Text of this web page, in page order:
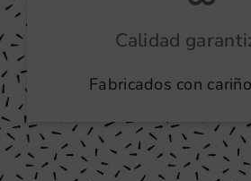
Calidad
Fabricados con